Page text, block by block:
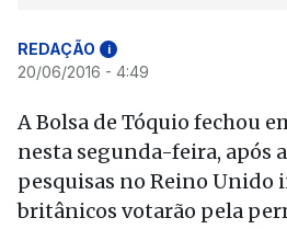
REDAÇÃO i
20/06/2016 - 4:49
A Bolsa de Tóquio fechou
nesta segunda-feira, após
pesquisas no Reino Unido
britânicos votarão pela